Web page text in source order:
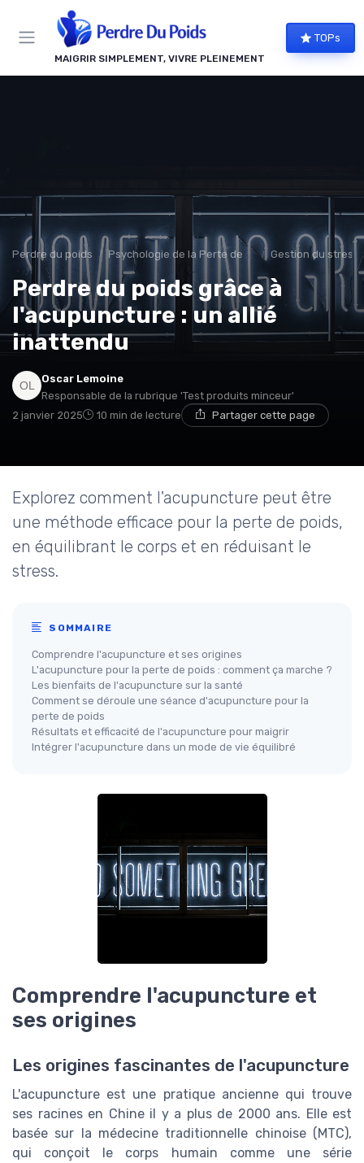
MAIGRIR SIMPLEMENT, VIVRE PLEINEMENT
TOPs
Perdre du poids Psychologie de la Perte de Poids Gestion du stress
Perdre du poids grâce à
l'acupuncture : un allié
inattendu
Oscar Lemoine
Responsable de la rubrique 'Test produits minceur'
2 janvier 2025
10 min de lecture Partager cette page
Explorez comment l'acupuncture peut être
une méthode efficace pour la perte de poids,
en équilibrant le corps et en réduisant le
stress.
SOMMAIRE
Comprendre l'acupuncture et ses origines
L'acupuncture pour la perte de poids : comment ça marche ?
Les bienfaits de l'acupuncture sur la santé
Comment se déroule une séance d'acupuncture pour la
perte de poids
Résultats et efficacité de l'acupuncture pour maigrir
Intégrer l'acupuncture dans un mode de vie équilibré
Comprendre l'acupuncture et
ses origines
Les origines fascinantes de l'acupuncture
L'acupuncture est une pratique ancienne qui trouve
ses racines en Chine il y a plus de 2000 ans. Elle est
basée sur la médecine traditionnelle chinoise (MTC),
qui conçoit le corps humain comme une série
Panneau de gestion des cookies